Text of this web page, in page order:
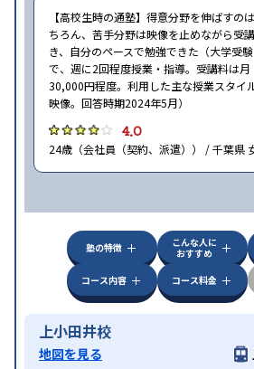
【高校生時の通塾】得意分野を伸ばすの
ちろん、苦手分野は映像を止めながら受
き、自分のペースで勉強できた（大学受験
で、週に2回程度授業・指導。受講料は月
30,000円程度。利用した主な授業スタイ
映像。回答時期2024年5月）
4.0
24歳（会社員（契約、派遣）） / 千葉県
塾の特徴
こんな人に
おすすめ
コース内容
コース料金
上小田井校
地図を見る